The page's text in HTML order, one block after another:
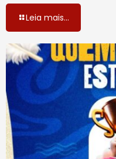
Leia mais...